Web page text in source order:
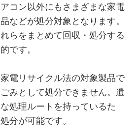
コン以外にもさまざまな家電
などが処分対象となります。
らをまとめて回収・処分する
です。
電リサイクル法の対象製品で
みとして処分できません。遺
処理ルートを持っているた
分が可能です。